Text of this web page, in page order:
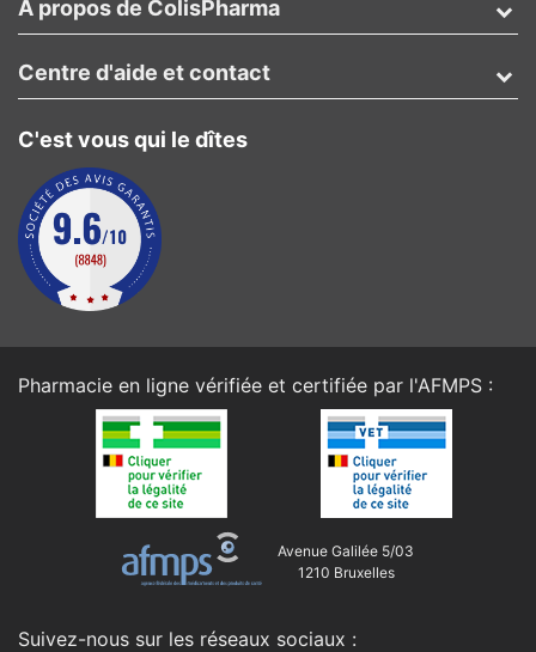
A propos de ColisPharma
C'est vous qui le dîtes
Centre d'aide et contact
Pharmacie en ligne vérifiée et certifiée par l'AFMPS :
Avenue Galilée 5/03
1210 Bruxelles
Suivez-nous sur les réseaux sociaux :